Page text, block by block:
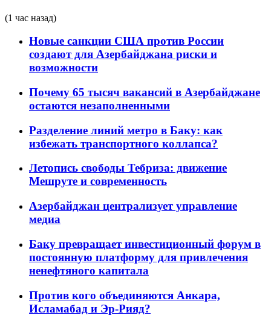
(1 час назад)
Новые санкции США против России
создают для Азербайджана риски и
возможности
Почему 65 тысяч вакансий в Азербайджане
остаются незаполненными
Разделение линий метро в Баку: как
избежать транспортного коллапса?
Летопись свободы Тебриза: движение
Мешруте и современность
Азербайджан централизует управление
медиа
Баку превращает инвестиционный форум в
постоянную платформу для привлечения
ненефтяного капитала
Против кого объединяются Анкара,
Исламабад и Эр-Рияд?